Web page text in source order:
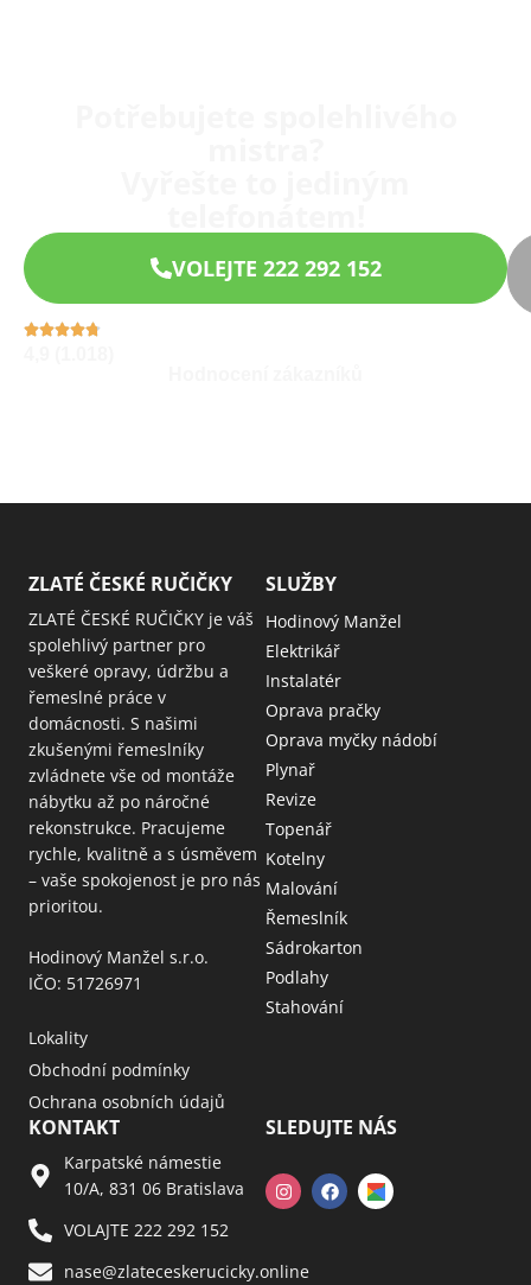
VOLEJTE 222 292 152
ZLATÉ ČESKÉ RUČIČKY
ZLATÉ ČESKÉ RUČIČKY je váš
spolehlivý partner pro
veškeré opravy, údržbu a
řemeslné práce v
domácnosti. S našimi
zkušenými řemeslníky
zvládnete vše od montáže
nábytku až po náročné
rekonstrukce. Pracujeme
rychle, kvalitně a s úsměvem
– vaše spokojenost je pro nás
prioritou.
Hodinový Manžel s.r.o.
IČO: 51726971
Lokality
Obchodní podmínky
Ochrana osobních údajů
SLUŽBY
Hodinový Manžel
Elektrikář
Instalatér
Oprava pračky
Oprava myčky nádobí
Plynař
Revize
Topenář
Kotelny
Malování
Řemeslník
Sádrokarton
Podlahy
Stahování
KONTAKT
Karpatské námestie
10/A, 831 06 Bratislava
VOLAJTE 222 292 152
nase@zlateceskerucicky.online
SLEDUJTE NÁS